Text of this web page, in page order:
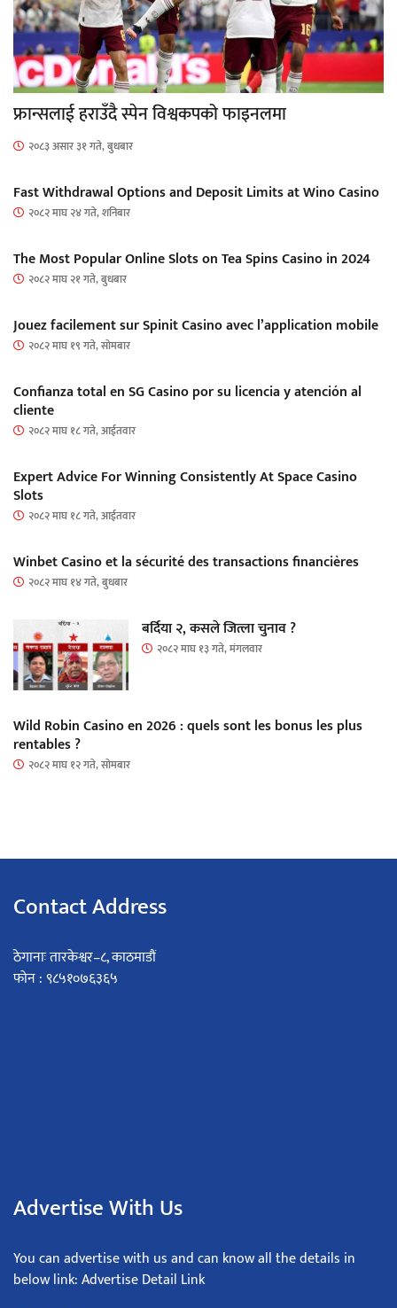
फ्रान्सलाई हराउँदै स्पेन विश्वकपको फाइनलमा
२०८३ असार ३१ गते, बुधबार
Fast Withdrawal Options and Deposit Limits at Wino Casino
२०८२ माघ २४ गते, शनिबार
The Most Popular Online Slots on Tea Spins Casino in 2024
२०८२ माघ २१ गते, बुधबार
Jouez facilement sur Spinit Casino avec l’application mobile
२०८२ माघ १९ गते, सोमबार
Confianza total en SG Casino por su licencia y atención al
cliente
२०८२ माघ १८ गते, आईतवार
Expert Advice For Winning Consistently At Space Casino
Slots
२०८२ माघ १८ गते, आईतवार
Winbet Casino et la sécurité des transactions financières
२०८२ माघ १४ गते, बुधबार
बर्दिया २, कसले जित्ला चुनाव ?
२०८२ माघ १३ गते, मंगलवार
Wild Robin Casino en 2026 : quels sont les bonus les plus
rentables ?
२०८२ माघ १२ गते, सोमबार
Contact Address
ठेगानाः तारकेश्वर–८, काठमाडौं
फोन : ९८५१०७६३६५
Advertise With Us
You can advertise with us and can know all the details in
below link: Advertise Detail Link